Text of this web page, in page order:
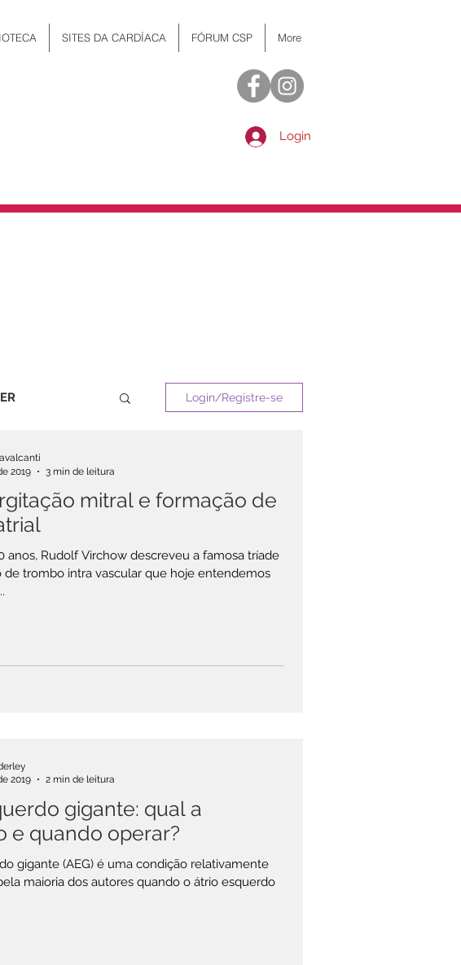
SITES DA CARDÍACA FÓRUM CSP More
Login
CIRÚRGICA
Login/Registre-se
mitral e formação de
anos, Rudolf Virchow descreveu a famosa tríade
de trombo intra vascular que hoje entendemos
2019
3 min de leitura
gigante: qual a
e quando operar?
gigante (AEG) é uma condição relativamente
maioria dos autores quando o átrio esquerdo
2019
2 min de leitura